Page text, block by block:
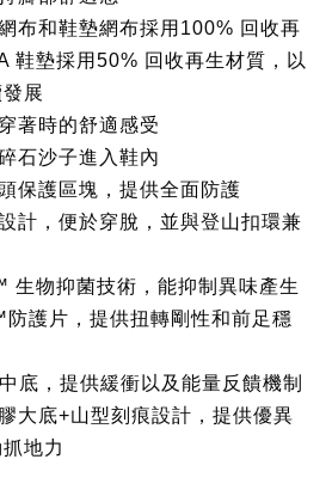
布和鞋墊網布採用100% 回收再
鞋墊採用50% 回收再生材質，以
展
著時的舒適感受
石沙子進入鞋內
保護區塊，提供全面防護
計，便於穿脫，並與登山扣環兼
物抑菌技術，能抑制異味產生
護片，提供扭轉剛性和前足穩
底，提供緩衝以及能量反饋機制
大底+山型刻痕設計，提供優異
地力